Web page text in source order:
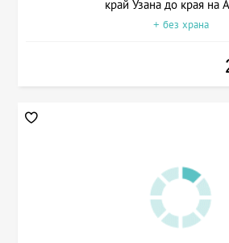
край Узана до края на
+ без храна